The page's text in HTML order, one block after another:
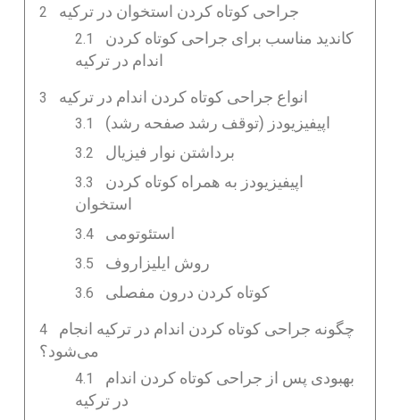
جراحی کوتاه کردن استخوان در ترکیه
کاندید مناسب برای جراحی کوتاه کردن
اندام در ترکیه
انواع جراحی کوتاه کردن اندام در ترکیه
اپیفیزیودز (توقف رشد صفحه رشد)
برداشتن نوار فیزیال
اپیفیزیودز به همراه کوتاه کردن
استخوان
استئوتومی
روش ایلیزاروف
کوتاه کردن درون مفصلی
چگونه جراحی کوتاه کردن اندام در ترکیه انجام
می‌شود؟
بهبودی پس از جراحی کوتاه کردن اندام
در ترکیه